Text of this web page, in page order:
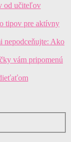
od učiteľov
tipov pre aktívny
nepodceňujte: Ako
vám pripomenú